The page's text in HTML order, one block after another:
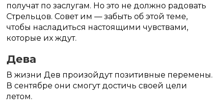
получат по заслугам. Но это не должно радовать
Стрельцов. Совет им — забыть об этой теме,
чтобы насладиться настоящими чувствами,
которые их ждут.
Дева
В жизни Дев произойдут позитивные перемены.
В сентябре они смогут достичь своей цели
летом.